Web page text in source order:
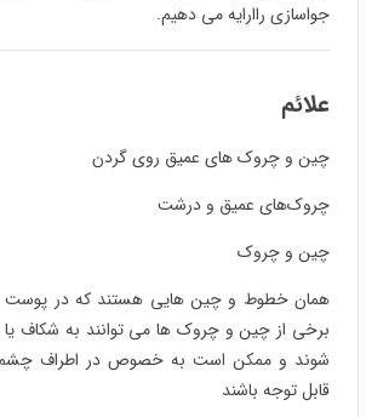
جواسازی راارایه می دهیم.
علائم
چین و چروک های عمیق روی گردن
چروک‌های عمیق و درشت
چین و چروک
همان خطوط و چین هایی هستند که در پوست
برخی از چین و چروک ها می توانند به شکاف یا
شوند و ممکن است به خصوص در اطراف
قابل توجه باشند